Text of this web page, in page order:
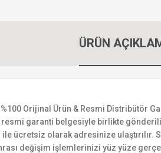
ÜRÜN
%100 Orijinal Ürün & Resmi Distribütör
garanti belgesiyle birlikte
ücretsiz olarak adresinize ulaştırılır.
değişim işlemlerinizi yüz yüze